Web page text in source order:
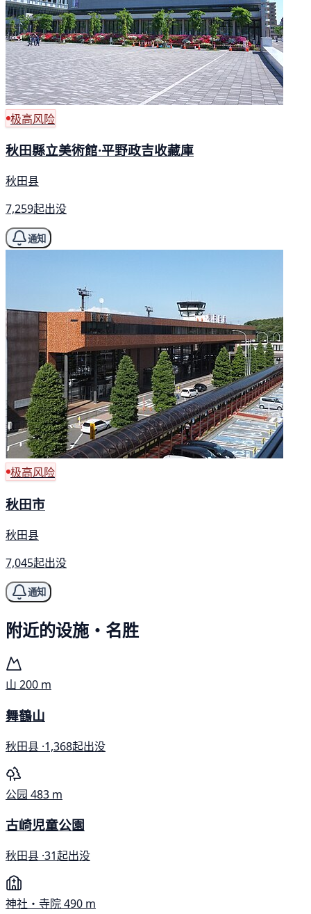
极高风险
秋田縣立美術館·平野政吉收藏庫
秋田县
7,259起出没
通知
极高风险
秋田市
秋田县
7,045起出没
通知
附近的设施・名胜
山 200 m
舞鶴山
秋田县 ·1,368起出没
公园 483 m
古崎児童公園
秋田县 ·31起出没
神社・寺院490 m